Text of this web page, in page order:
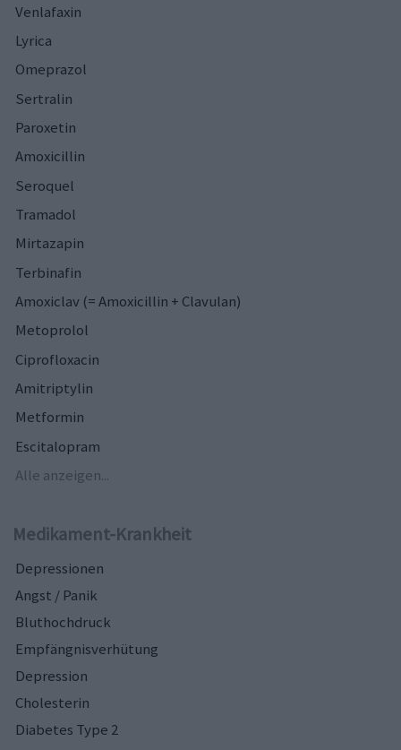
Venlafaxin
Lyrica
Omeprazol
Sertralin
Paroxetin
Amoxicillin
Seroquel
Tramadol
Mirtazapin
Terbinafin
Amoxiclav (= Amoxicillin + Clavulan)
Metoprolol
Ciprofloxacin
Amitriptylin
Metformin
Escitalopram
Alle anzeigen...
Medikament-Krankheit
Depressionen
Angst / Panik
Bluthochdruck
Empfängnisverhütung
Depression
Cholesterin
Diabetes Type 2